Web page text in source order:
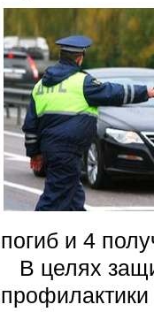
погиб и 4
В целях